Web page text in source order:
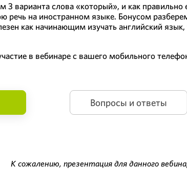
3 варианта слова «который», и как
речь на иностранном языке. Бонусом
как начинающим изучать английский
в вебинаре с вашего мобильного
Вопросы и ответы
К сожалению, презентация для данного